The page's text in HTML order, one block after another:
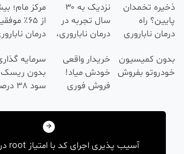
تخمدان
راه
ناباروری
🌱
نزدیک به ۳۰
سال تجربه در
درمان ناباروری،
فوق‌تخصصی
مام 👩‍⚕️
مرکز مام؛ بیش
از ۶۵٪ موفقیت
درمان ناباروری
کمیسیون
بفروش
خریدار واقعی
خودش میاد!
فروش فوری
مکانیک
سرمایه گذاری
بدون ریسک با
سود 38 درصد
آسیب پذیری اجرای کد با امتیاز root در OpenSSH